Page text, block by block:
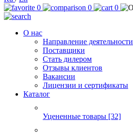
0
0 0
О нас
Направление деятельности
Поставщики
Стать дилером
Отзывы клиентов
Вакансии
Лицензии и сертификаты
Каталог
Уцененные товары [32]